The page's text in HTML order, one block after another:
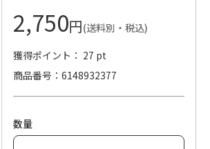
2,750円(送料別・税込)
獲得ポイント： 27 pt
商品番号
6148932377
数量